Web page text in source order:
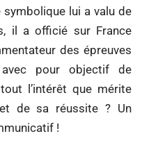
lui a valu de
il a officié sur France
des épreuves
avec pour objectif de
l’intérêt que mérite
de sa réussite ? Un
!